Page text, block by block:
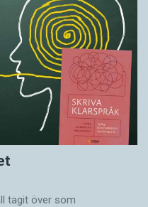
tagit över som